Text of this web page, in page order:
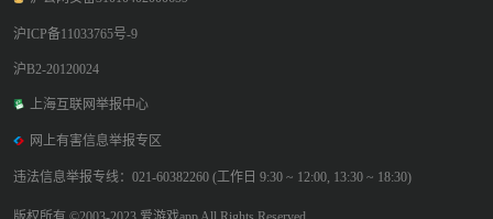
沪ICP备11033765号-9
沪B2-20120024
上海互联网举报中心
网上有害信息举报专区
违法信息举报专线：021-60382260 (工作日 9:30 ~ 12:00, 13:30 ~ 18:30)